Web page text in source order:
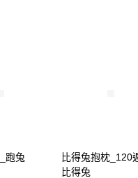
哥大進項蒐集、處理及利用，
跑兔
比得兔抱枕_120
比得兔